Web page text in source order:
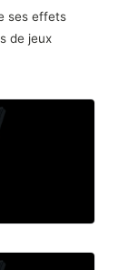
ses effets
de jeux